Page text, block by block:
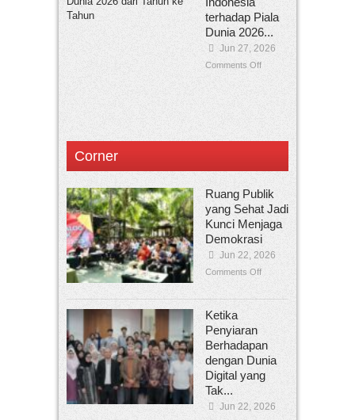
terhadap Piala
Dunia 2026...
Jun 27, 2026
Comments Off
Corner
Ruang Publik
yang Sehat Jadi
Kunci Menjaga
Demokrasi
Jun 22, 2026
Comments Off
Ketika
Penyiaran
Berhadapan
dengan Dunia
Digital yang
Tak...
Jun 22, 2026